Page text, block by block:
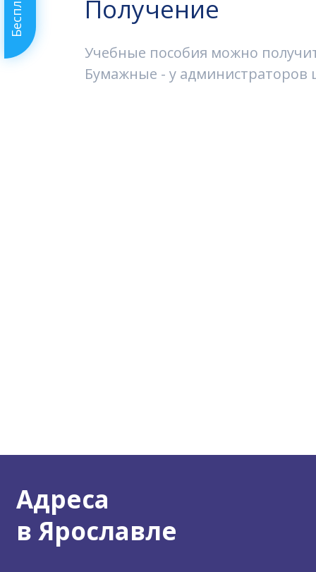
Получение
Учебные пособия можно
Бумажные - у
Адреса
в Ярославле